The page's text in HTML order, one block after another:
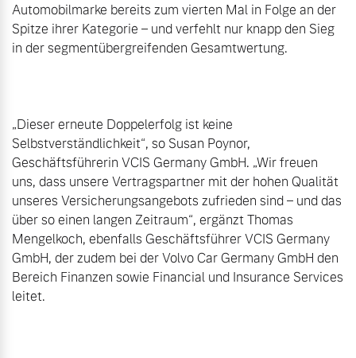
Automobilmarke bereits zum vierten Mal in Folge an der
Spitze ihrer Kategorie – und verfehlt nur knapp den Sieg
in der segmentübergreifenden Gesamtwertung.
„Dieser erneute Doppelerfolg ist keine
Selbstverständlichkeit“, so Susan Poynor,
Geschäftsführerin VCIS Germany GmbH. „Wir freuen
uns, dass unsere Vertragspartner mit der hohen Qualität
unseres Versicherungsangebots zufrieden sind – und das
über so einen langen Zeitraum“, ergänzt Thomas
Mengelkoch, ebenfalls Geschäftsführer VCIS Germany
GmbH, der zudem bei der Volvo Car Germany GmbH den
Bereich Finanzen sowie Financial und Insurance Services
leitet.